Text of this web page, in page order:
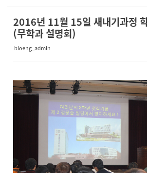
소식지
2016년 11월 15일 새내기과정
(무학과 설명회)
bioeng_admin